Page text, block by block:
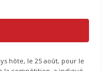
hôte, le 25 août, pour le